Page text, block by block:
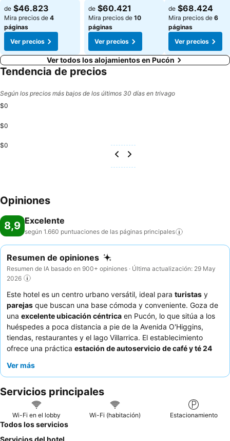
de $46.823
Mira precios de 4
páginas
Ver precios
Ver precios
de $60.421
Mira precios de 10
páginas
Ver precios
Ver precios
de $68.424
Mira precios de 6
páginas
Ver precios
Ver todos los alojamientos en Pucón
Tendencia de precios
Según los precios más bajos de los últimos 30 días en trivago
$0
$0
$0
Opiniones
8,9 Excelente
según 1.660 puntuaciones de las páginas principales
Resumen de opiniones
Resumen de IA basado en 900+ opiniones · Última actualización: 29 May
2026
Este hotel es un centro urbano versátil, ideal para turistas y
parejas que buscan una base cómoda y conveniente. Goza de
una excelente ubicación céntrica en Pucón, lo que sitúa a los
huéspedes a poca distancia a pie de la Avenida O'Higgins,
tiendas, restaurantes y el lago Villarrica. El establecimiento
ofrece una práctica estación de autoservicio de café y té 24
refrescos disponibles. Los huéspedes elogian constantemente al
atención, junto con un exquisito y abundante
con productos frescos y locales. Para una experiencia
verdaderamente relajante, considere reservar una habitación
con vistas allago Villarrica o al volcán Villarrica
Ver más
Servicios principales
Wi-Fi en el lobby Wi-Fi (habitación) Estacionamiento
Todos los servicios